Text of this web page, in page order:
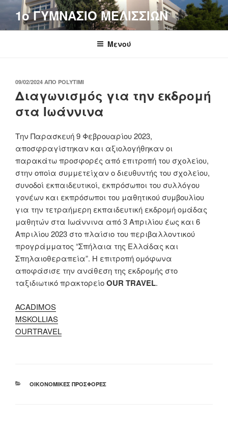
Μετάβαση
περιεχόμενο
1o ΓΥΜΝΑΣΙΟ ΜΕΛΙΣΣΙΩΝ
Μενού
ΔΗΜΟΣΙΕΎΤΗΚΕ
ΣΤΙΣ
09/02/2024 ΑΠΌ POLYTIMI
Διαγωνισμός για την εκδρομή
στα Ιωάννινα
Την Παρασκευή 9 Φεβρουαρίου 2023,
αποσφραγίστηκαν και αξιολογήθηκαν οι
παρακάτω προσφορές από επιτροπή του σχολείου,
στην οποία συμμετείχαν o διευθυντής του σχολείου,
συνοδοί εκπαιδευτικοί, εκπρόσωποι του συλλόγου
γονέων και εκπρόσωποι του μαθητικού συμβουλίου
για την τετραήμερη εκπαιδευτική εκδρομή ομάδας
μαθητών στα Ιωάννινα από 3 Απριλίου έως και 6
Απριλίου 2023 στο πλαίσιο του περιβαλλοντικού
προγράμματος “Σπήλαια της Ελλάδας και
Σπηλαιοθεραπεία”. Η επιτροπή ομόφωνα
αποφάσισε την ανάθεση της εκδρομής στο
ταξιδιωτικό πρακτορείοOUR TRAVEL.
ACADIMOS
MSKOLLIAS
OURTRAVEL
ΚΑΤΗΓΟΡΊΕΣ
ΟΙΚΟΝΟΜΙΚΈΣ ΠΡΟΣΦΟΡΈΣ